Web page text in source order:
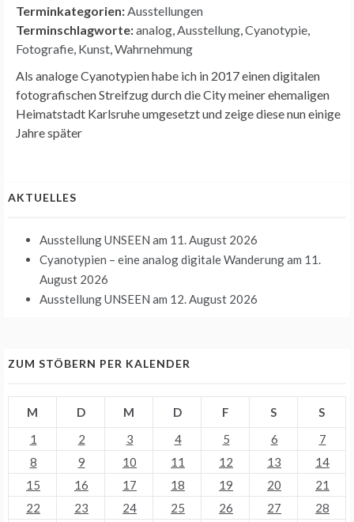
Terminkategorien: Ausstellungen
Terminschlagworte:analog Ausstellung Cyanotypie
Fotografie Kunst Wahrnehmung
Als analoge Cyanotypien habe ich in 2017 einen digitalen
fotografischen Streifzug durch die City meiner ehemaligen
Heimatstadt Karlsruhe umgesetzt und zeige diese nun einige
Jahre später
AKTUELLES
Ausstellung UNSEEN am 11. August 2026
Cyanotypien – eine analog digitale Wanderungam 11.
August 2026
Ausstellung UNSEEN am 12. August 2026
ZUM STÖBERN PER KALENDER
M D M D F S
S
1
2 3 4 5 6
7
8
9 10 11 12 13
14
15
16 17 18 19 20
21
22
23 24 25 26 27
28